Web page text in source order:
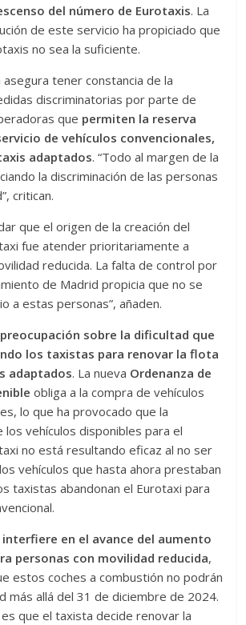
del número de Eurotaxis. La
de este servicio ha propiciado que
no sea la suficiente.
asegura tener constancia de la
discriminatorias por parte de
que permiten la reserva
de vehículos convencionales,
adaptados. “Todo al margen de la
la discriminación de las personas
critican.
que el origen de la creación del
fue atender prioritariamente a
reducida. La falta de control por
de Madrid propicia que no se
a estas personas”, añaden.
preocupación sobre la dificultad que
los taxistas para renovar la flota
adaptados. La nueva Ordenanza de
obliga a la compra de vehículos
lo que ha provocado que la
los vehículos disponibles para el
no está resultando eficaz al no ser
vehículos que hasta ahora prestaban
taxistas abandonan el Eurotaxi para
en el avance del aumento
personas con movilidad reducida,
estos coches a combustión no podrán
más allá del 31 de diciembre de 2024.
es que el taxista decide renovar la